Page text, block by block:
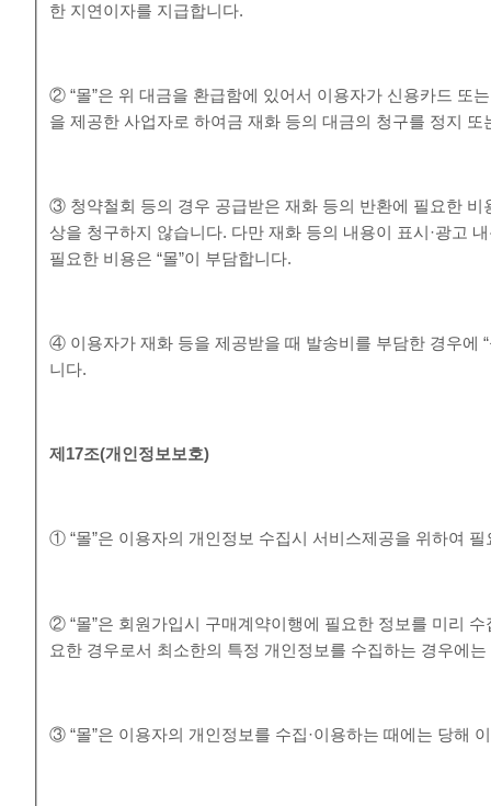
한 지연이자를 지급합니다.
② “몰”은 위 대금을 환급함에 있어서 이용자가 신용카드 또
을 제공한 사업자로 하여금 재화 등의 대금의 청구를 정지
③ 청약철회 등의 경우 공급받은 재화 등의 반환에 필요한 비
상을 청구하지 않습니다. 다만 재화 등의 내용이 표시·광고
필요한 비용은 “몰”이 부담합니다.
④ 이용자가 재화 등을 제공받을 때 발송비를 부담한 경우에
니다.
제 17조(개인정보보호)
① “몰”은 이용자의 개인정보 수집시 서비스제공을 위하여
② “몰”은 회원가입시 구매계약이행에 필요한 정보를 미리
요한 경우로서 최소한의 특정 개인정보를 수집하는 경우에
③ “몰”은 이용자의 개인정보를 수집·이용하는 때에는 당해